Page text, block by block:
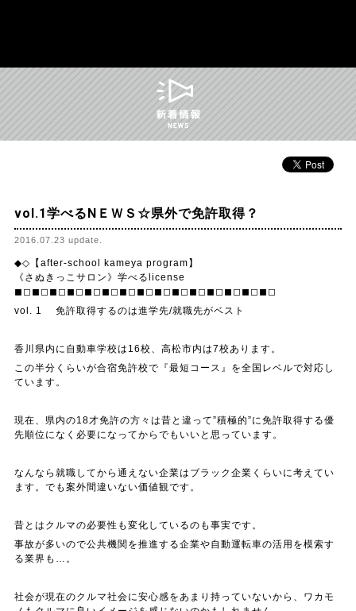
vol.1学べるNＥＷＳ☆県外で免許取得？
2016.07.23 update.
◆◇【after-school kameya program】
《さぬきっこサロン》学べるlicense
◼︎◻︎◼︎◻︎◼︎◻︎◼︎◻︎◼︎◻︎◼︎◻︎◼︎◻︎◼︎◻︎◼︎◻︎◼︎◻︎◼︎◻︎◼︎◻︎◼︎◻︎◼︎◻︎◼︎◻︎
vol. 1 免許取得するのは進学先/就職先がベスト
香川県内に自動車学校は16校、高松市内は7校あります。
この半分くらいが合宿免許校で『最短コース』を全国レベルで対応し
ています。
現在、県内の18才免許の方々は昔と違って”積極的”に免許取得する優
先順位になく必要になってからでもいいと思っています。
なんなら就職してから通えない企業はブラック企業くらいに考えてい
ます。でも案外間違いない価値観です。
昔とはクルマの必要性も変化しているのも事実です。
事故が多いので公共機関を推進する企業や自動運転車の活用を模索す
る業界も…。
社会が現在のクルマ社会に安心感をあまり持っていないから、ワカモ